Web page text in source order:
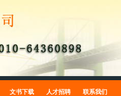
文书下载 人才招聘 联系我们